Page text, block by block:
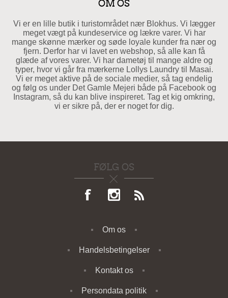
OM OS
Vi er en lille butik i turistområdet nær Blokhus. Vi lægger
meget vægt på kundeservice og lækre varer. Vi har
mange skønne mærker og søde loyale kunder fra nær og
fjern. Derfor har vi lavet en webshop, så alle kan få
glæde af vores varer. Vi har dametøj til mange aldre og
typer, hvor vi går fra mærkerne Lollys Laundry til Masai.
Vi er meget aktive på de sociale medier, så tag endelig
og følg os under Det Gamle Mejeri både på Facebook og
Instagram, så du kan blive inspireret. Tag et kig omkring,
vi er sikre på, der er noget for dig.
FØLG OS
Om os
Handelsbetingelser
Kontakt os
Persondata politik